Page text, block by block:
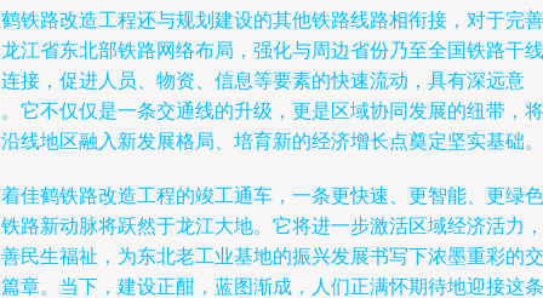
铁路改造工程还与规划建设的其他铁路线路相衔接，对于完善
江省东北部铁路网络布局，强化与周边省份乃至全国铁路干线
接，促进人员、物资、信息等要素的快速流动，具有深远意
它不仅仅是一条交通线的升级，更是区域协同发展的纽带，将
线地区融入新发展格局、培育新的经济增长点奠定坚实基础。
佳鹤铁路改造工程的竣工通车，一条更快速、更智能、更绿色
路新动脉将跃然于龙江大地。它将进一步激活区域经济活力，
民生福祉，为东北老工业基地的振兴发展书写下浓墨重彩的交
章。当下，建设正酣，蓝图渐成，人们正满怀期待地迎接这条